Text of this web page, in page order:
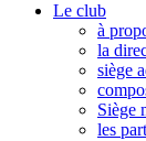
Le club
à
la
siège
Siège
les